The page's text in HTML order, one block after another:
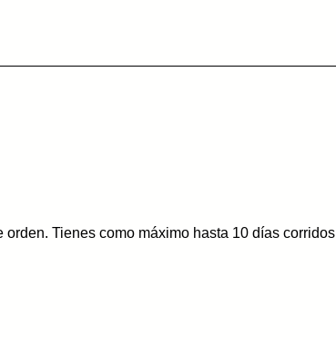
Tienes como máximo hasta 10 días